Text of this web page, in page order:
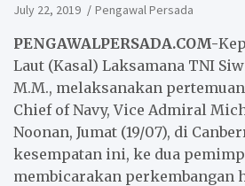
July 22, 2019 Pengawal Persada
PENGAWALPERSADA.COM-
Laut (Kasal) Laksamana TNI
M.M., melaksanakan
Chief of Navy, Vice Admiral
Noonan, Jumat (19/07), di
kesempatan ini, ke dua
membicarakan perkembangan